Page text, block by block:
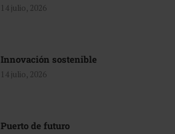
14 julio, 2026
Innovación sostenible
14 julio, 2026
Puerto de futuro